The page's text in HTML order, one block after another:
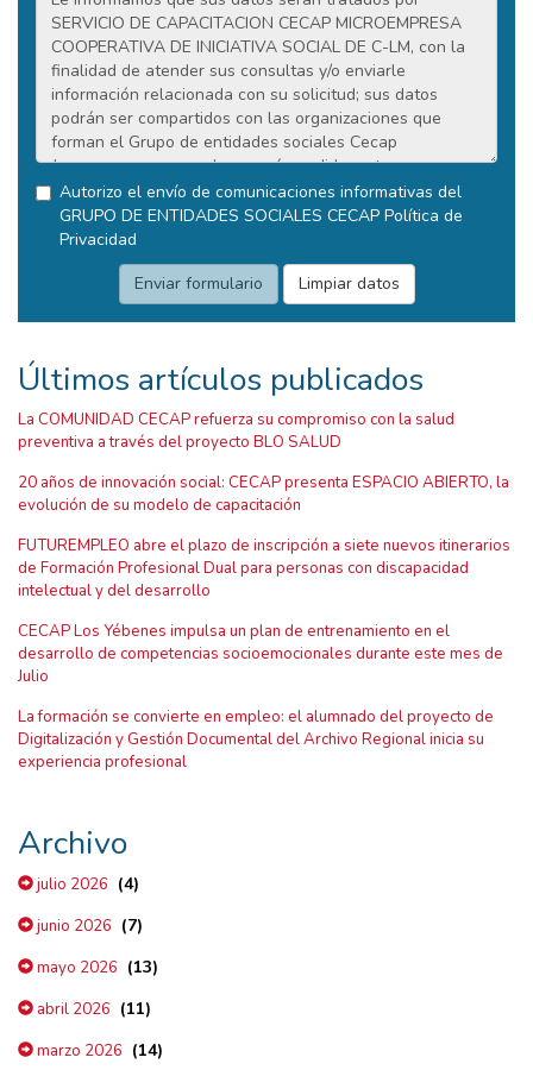
Autorizo el envío de comunicaciones informativas del
GRUPO DE ENTIDADES SOCIALES CECAP Política de
Privacidad
Últimos artículos publicados
La COMUNIDAD CECAP refuerza su compromiso con la salud
preventiva a través del proyecto BLO SALUD
20 años de innovación social: CECAP presenta ESPACIO ABIERTO, la
evolución de su modelo de capacitación
FUTUREMPLEO abre el plazo de inscripción a siete nuevos itinerarios
de Formación Profesional Dual para personas con discapacidad
intelectual y del desarrollo
CECAP Los Yébenes impulsa un plan de entrenamiento en el
desarrollo de competencias socioemocionales durante este mes de
Julio
La formación se convierte en empleo: el alumnado del proyecto de
Digitalización y Gestión Documental del Archivo Regional inicia su
experiencia profesional
Archivo
julio 2026 (4)
junio 2026 (7)
mayo 2026 (13)
abril 2026 (11)
marzo 2026 (14)